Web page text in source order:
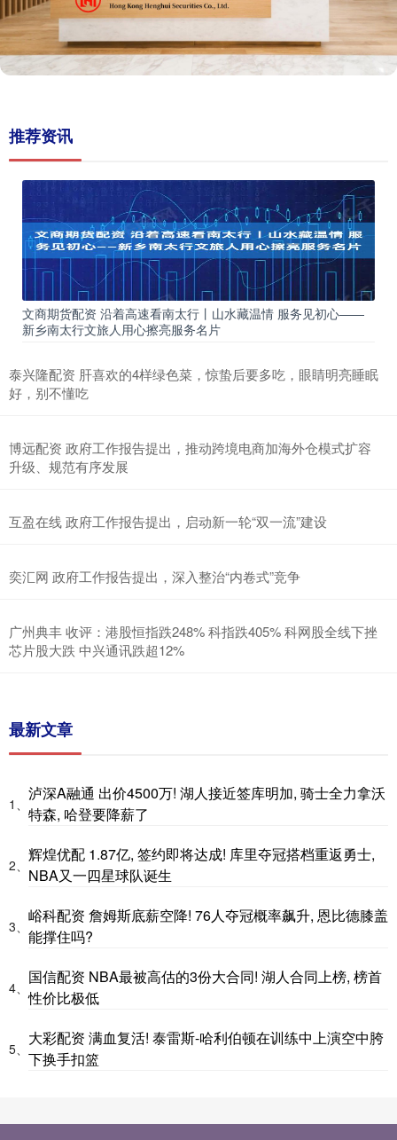
推荐资讯
文商期货配资 沿着高速看南太行丨山水藏温情 服务见初心——
新乡南太行文旅人用心擦亮服务名片
泰兴隆配资 肝喜欢的4样绿色菜，惊蛰后要多吃，眼睛明亮睡眠
好，别不懂吃
博远配资 政府工作报告提出，推动跨境电商加海外仓模式扩容
升级、规范有序发展
互盈在线 政府工作报告提出，启动新一轮“双一流”建设
奕汇网 政府工作报告提出，深入整治“内卷式”竞争
广州典丰 收评：港股恒指跌248% 科指跌405% 科网股全线下挫
芯片股大跌 中兴通讯跌超12%
最新文章
1、
泸深A融通 出价4500万! 湖人接近签库明加, 骑士全力拿沃
特森, 哈登要降薪了
2、
辉煌优配 1.87亿, 签约即将达成! 库里夺冠搭档重返勇士,
NBA又一四星球队诞生
3、
峪科配资 詹姆斯底薪空降! 76人夺冠概率飙升, 恩比德膝盖
能撑住吗?
4、
国信配资 NBA最被高估的3份大合同! 湖人合同上榜, 榜首
性价比极低
5、
大彩配资 满血复活! 泰雷斯-哈利伯顿在训练中上演空中胯
下换手扣篮